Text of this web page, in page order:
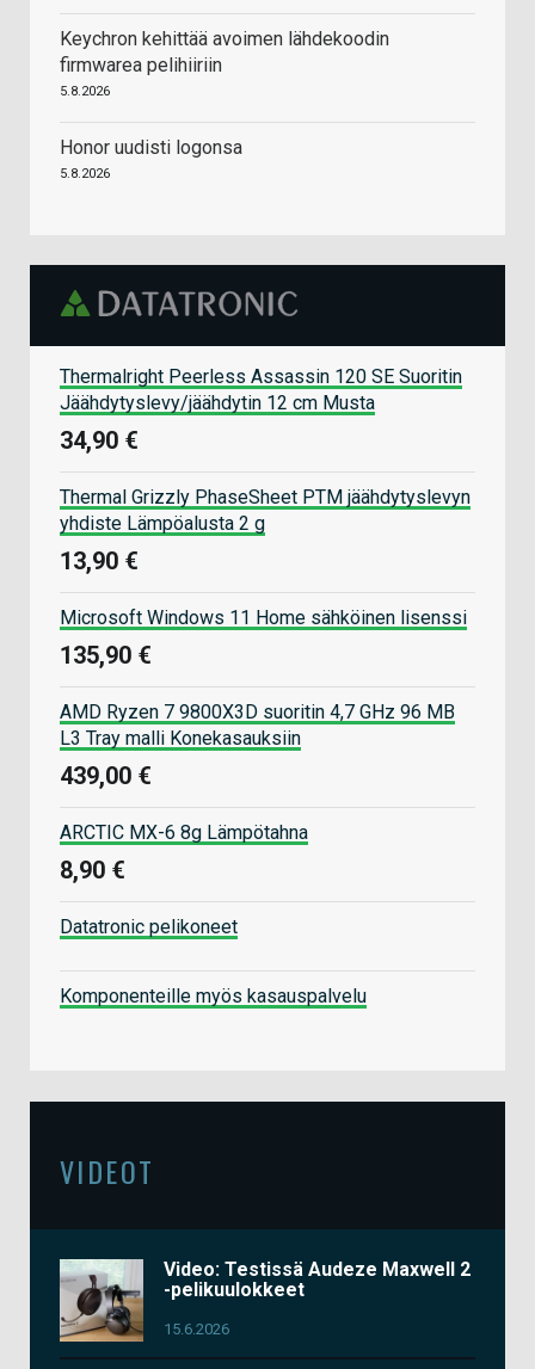
Keychron kehittää avoimen lähdekoodin
firmwarea pelihiiriin
5.8.2026
Honor uudisti logonsa
5.8.2026
Thermalright Peerless Assassin 120 SE Suoritin
Jäähdytyslevy/jäähdytin 12 cm Musta
34,90 €
Thermal Grizzly PhaseSheet PTM jäähdytyslevyn
yhdiste Lämpöalusta 2 g
13,90 €
Microsoft Windows 11 Home sähköinen lisenssi
135,90 €
AMD Ryzen 7 9800X3D suoritin 4,7 GHz 96 MB
L3 Tray malli Konekasauksiin
439,00 €
ARCTIC MX-6 8g Lämpötahna
8,90 €
Datatronic pelikoneet
Komponenteille myös kasauspalvelu
VIDEOT
Video: Testissä Audeze Maxwell 2
-pelikuulokkeet
15.6.2026